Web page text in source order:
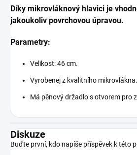
Díky mikrovláknový hlavici je
jakoukoliv povrchovou úpravou.
Parametry:
Velikost: 46 cm.
Vyrobenej z kvalitního mikrovlákna.
Má pěnový držadlo s otvorem pro
Diskuze
Buďte první, kdo napíše příspěvek k této